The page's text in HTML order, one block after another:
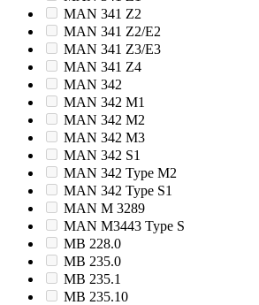
MAN 341 Z2
MAN 341 Z2/E2
MAN 341 Z3/E3
MAN 341 Z4
MAN 342
MAN 342 M1
MAN 342 M2
MAN 342 M3
MAN 342 S1
MAN 342 Type M2
MAN 342 Type S1
MAN M 3289
MAN M3443 Type S
MB 228.0
MB 235.0
MB 235.1
MB 235.10